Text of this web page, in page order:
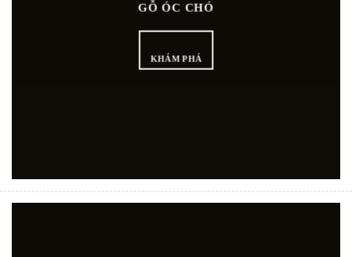
GỖ ÓC CHÓ
KHÁM PHÁ